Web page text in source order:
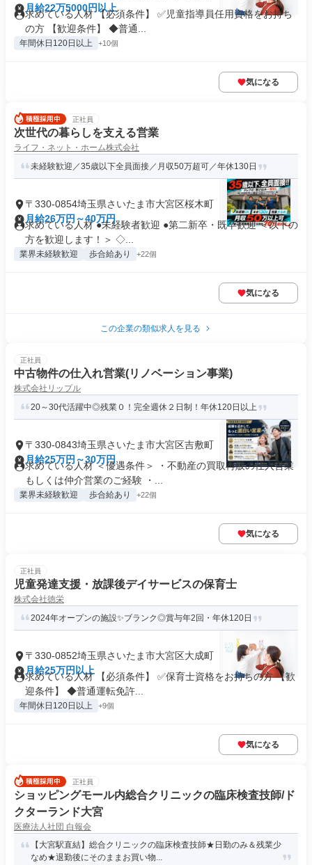
月給22万5000円以上
求めている人材 【必須条件】 ✅児童指導員任⽤資格をお持ち
の方 【歓迎条件】 ◆普通...
年間休日120日以上 +10個
気になる
正社員
次世代の暮らしを支える営業
ライフ・ネット・ホーム株式会社
未経験歓迎／35歳以下全員面接／月収50万超可／年休130日
〒330-0854埼玉県さいたま市大宮区桜木町
月給26万円～40万円
求めている人材 ●未経験者歓迎 ●第二新卒・既卒歓迎 ＜以下の
方を歓迎します！＞ ◇...
業界未経験歓迎 歩合給あり +22個
気になる
この企業の類似求人を見る
正社員
中古物件の仕入れ営業(リノベーション事業)
株式会社リップル
20～30代活躍中◎残業０！完全週休２日制！年休120日以上
〒330-0843埼玉県さいたま市大宮区吉敷町
月給25万円～30万円
求めている人材 ＜優遇条件＞ ・不動産の買取再販の仕入営業
もしくは仲介営業のご経験 ・...
業界未経験歓迎 歩合給あり +22個
気になる
正社員
児童発達支援・放課後デイサービスの保育士
株式会社徳栄
2024年オープンの施設✨ブランク◎賞与年2回・年休120日
〒330-0852埼玉県さいたま市大宮区大成町
月給25万円以上
求めている人材 【必須条件】 ✅保育⼠資格をお持ちの方 【歓
迎条件】 ◆普通運転免許...
年間休日120日以上 +9個
気になる
正社員
ショッピングモール内総合クリニックの臨床検査技師/ド
クターランド大宮
医療法人社団 白報会
【大宮駅直結】総合クリニックの臨床検査技師★日勤のみ＆残業少
なめ★退勤後にそのままお買い物...